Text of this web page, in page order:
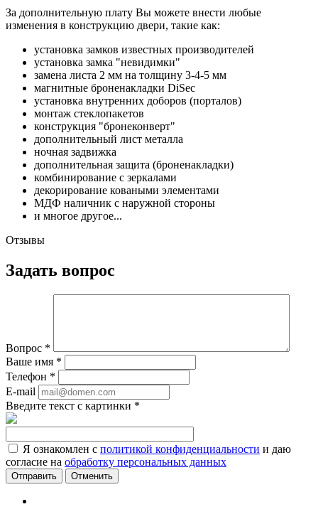
За дополнительную плату Вы можете внести любые
изменения в конструкцию двери, такие как:
установка замков известных производителей
установка замка "невидимки"
замена листа 2 мм на толщину 3-4-5 мм
магнитные броненакладки DiSec
установка внутренних доборов (порталов)
монтаж стеклопакетов
конструкция "бронеконверт"
дополнительный лист металла
ночная задвижка
дополнительная защита (броненакладки)
комбинирование с зеркалами
декорирование коваными элементами
МДФ наличник с наружной стороны
и многое другое...
Отзывы
Задать вопрос
Вопрос *
Ваше имя *
Телефон *
E-mail
Введите текст с картинки *
Я ознакомлен с политикой конфиденциальности и даю
согласие на обработку персональных данных
Отменить